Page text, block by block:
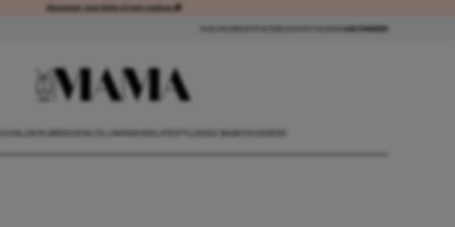
Abonneer voordelig of met cadeau 🎁Abonneer voordelig of met cadeau 🎁
ABONNEER